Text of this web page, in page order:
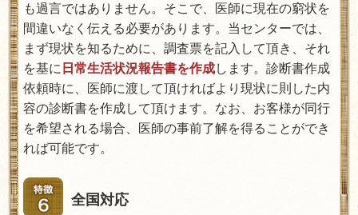
も過言ではありません。そこで、医師に現在の窮状を
間違いなく伝える必要があります。当センターでは、
まず現状を知るために、調査票を記入して頂き、それ
を基に 日常生活状況報告書を作成します。診断書作成
依頼時に、医師に渡して頂ければより現状に則した内
容の診断書を作成して頂けます。なお、お客様が同行
を希望される場合、医師の事前了解を得ることができ
れば可能です。
全国対応